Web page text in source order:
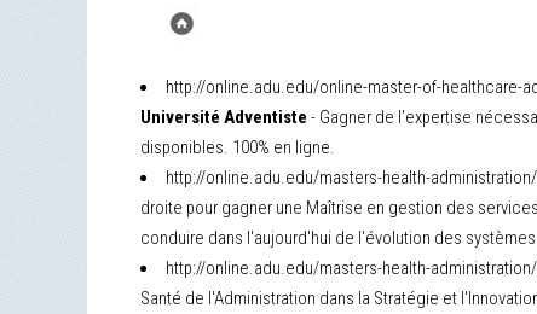
http://online.adu.edu/online-master-of-healthcare-
Université Adventiste - Gagner de l'expertise
disponibles. 100% en ligne.
http://online.adu.edu/masters-health-
droite pour gagner une Maîtrise en gestion des
conduire dans l'aujourd'hui de l'évolution des
http://online.adu.edu/masters-health-
Santé de l'Administration dans la Stratégie et